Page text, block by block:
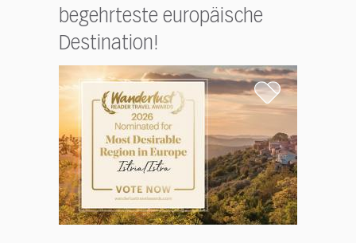
begehrteste europäische
Destination!